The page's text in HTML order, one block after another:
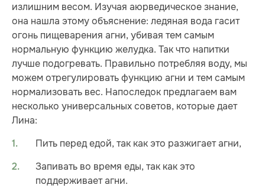
излишним весом. Изучая аюрведическое знание,
она нашла этому объяснение: ледяная вода гасит
огонь пищеварения агни, убивая тем самым
нормальную функцию желудка. Так что напитки
лучше подогревать. Правильно потребляя воду, мы
можем отрегулировать функцию агни и тем самым
нормализовать вес. Напоследок предлагаем вам
несколько универсальных советов, которые дает
Лина:
Пить перед едой, так как это разжигает агни,
Запивать во время еды, так как это
поддерживает агни.